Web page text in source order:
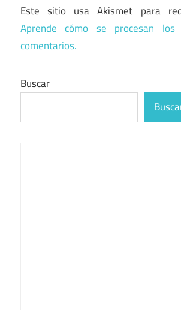
Este sitio usa Akismet para
Aprende cómo se procesan
comentarios.
Buscar